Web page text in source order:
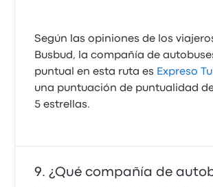
Según las opiniones de los
Busbud, la compañía de
puntual en esta ruta es Expreso
una puntuación de puntualidad
5 estrellas.
¿Qué compañía de